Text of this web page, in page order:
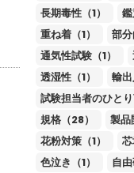
長期毒性（1）
鑑
重ね着（1）
部分
通気性試験（1）
透湿性（1）
輸出
試験担当者のひと
規格（28）
製品
花粉対策（1）
色泣き（1）
自